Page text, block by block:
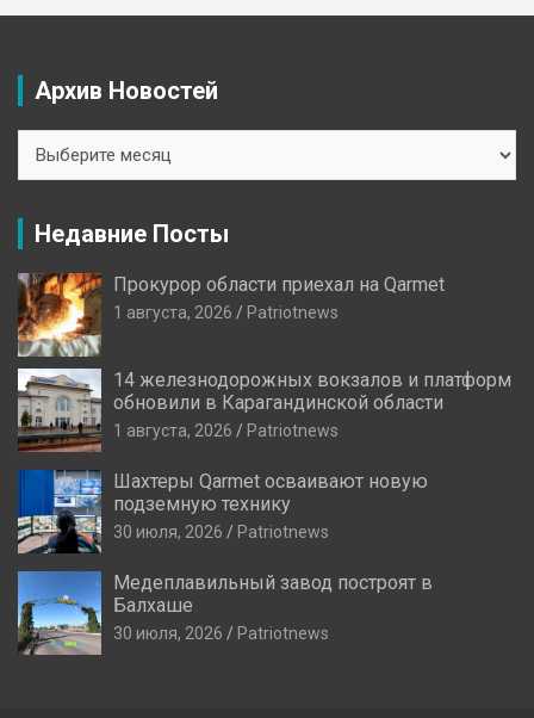
Архив Новостей
Новостей
Недавние Посты
Прокурор области приехал на Qarmet
1 августа, 2026 Patriotnews
14 железнодорожных вокзалов и платформ
обновили в Карагандинской области
1 августа, 2026 Patriotnews
Шахтеры Qarmet осваивают новую
подземную технику
30 июля, 2026 Patriotnews
Медеплавильный завод построят в
Балхаше
30 июля, 2026 Patriotnews